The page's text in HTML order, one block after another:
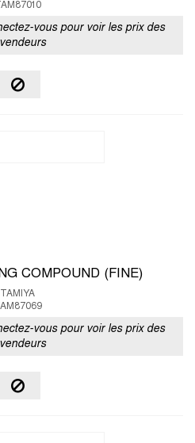
vous pour voir les prix des
COMPOUND (FINE)
TAMIYA
vous pour voir les prix des